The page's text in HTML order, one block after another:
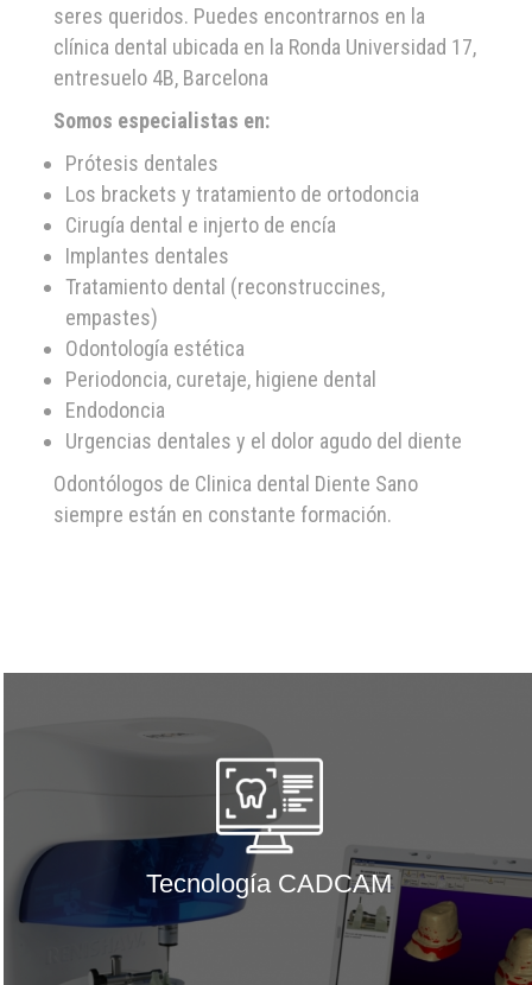
seres queridos. Puedes encontrarnos en la
clínica dental ubicada en la Ronda Universidad 17,
entresuelo 4B, Barcelona
Somos especialistas en:
Prótesis dentales
Los brackets y tratamiento de ortodoncia
Cirugía dental e injerto de encía
Implantes dentales
Tratamiento dental (reconstruccines,
empastes)
Odontología estética
Periodoncia, curetaje, higiene dental
Endodoncia
Urgencias dentales y el dolor agudo del diente
Odontólogos de Clinica dental Diente Sano
siempre están en constante formación.
Tecnología CADCAM